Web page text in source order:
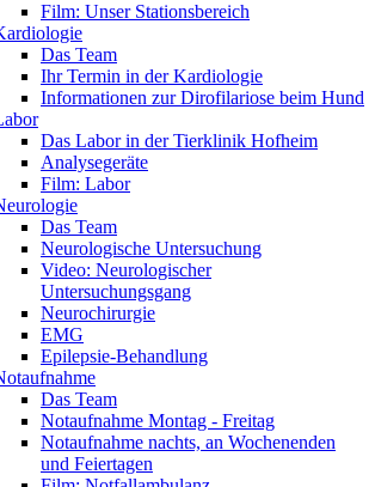
Film: Unser Stationsbereich
Das Team
Ihr Termin in der Kardiologie
Informationen zur Dirofilariose beim Hund
Das Labor in der Tierklinik Hofheim
Analysegeräte
Film: Labor
Das Team
Neurologische Untersuchung
Video: Neurologischer
Untersuchungsgang
Neurochirurgie
EMG
Epilepsie-Behandlung
Das Team
Notaufnahme Montag - Freitag
Notaufnahme nachts, an Wochenenden
und Feiertagen